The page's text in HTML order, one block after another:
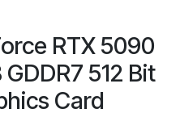
RTX 5090
512 Bit
Card